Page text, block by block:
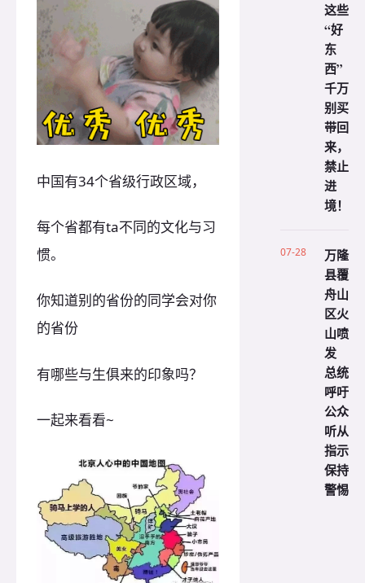
中国有34个省级行政区域，
每个省都有ta不同的文化与习
惯。
你知道别的省份的同学会对你
的省份
有哪些与生俱来的印象吗？
一起来看看~
这些
“好
东
西”
千万
别买
带回
来，
禁止
进
境！
07-28
万隆
县覆
舟山
区火
山喷
发
总统
呼吁
公众
听从
指示
保持
警惕